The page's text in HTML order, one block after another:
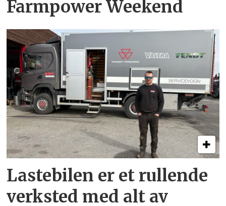
Farmpower Weekend
Lastebilen er et rullende
verksted med alt av